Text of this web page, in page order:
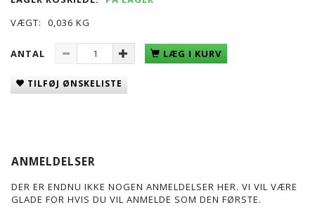
VÆGT:
0,036 KG
ANTAL LÆG I KURV
TILFØJ ØNSKELISTE
ANMELDELSER
DER ER ENDNU IKKE NOGEN ANMELDELSER HER. VI VIL VÆRE
GLADE FOR HVIS DU VIL ANMELDE SOM DEN FØRSTE.